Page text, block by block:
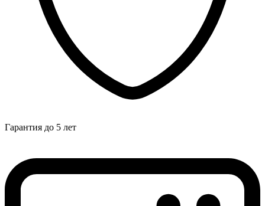
Гарантия до 5 лет